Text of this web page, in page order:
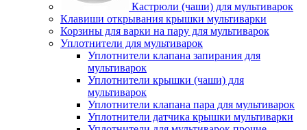
Кастрюли (чаши) для мультиварок
Клавиши открывания крышки мультиварки
Корзины для варки на пару для мультиварок
Уплотнители для мультиварок
Уплотнители клапана запирания для
мультиварок
Уплотнители крышки (чаши) для
мультиварок
Уплотнители клапана пара для мультиварок
Уплотнители датчика крышки мультиварки